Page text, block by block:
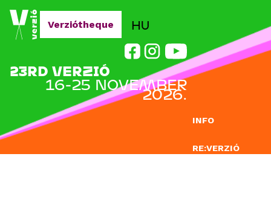
Jump to navigation
INFO
RE:VERZIÓ
HU
23RD VERZIÓ
16-25 NOVEMBER
2026.
Verziótheque